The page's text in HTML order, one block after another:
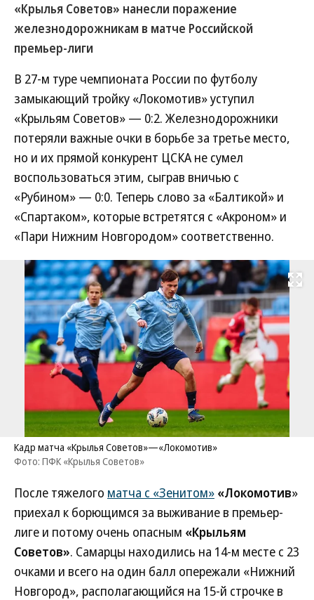
«Крылья Советов» нанесли поражение
железнодорожникам в матче Российской
премьер-лиги
В 27-м туре чемпионата России по футболу
замыкающий тройку «Локомотив» уступил
«Крыльям Советов» — 0:2. Железнодорожники
потеряли важные очки в борьбе за третье место,
но и их прямой конкурент ЦСКА не сумел
воспользоваться этим, сыграв вничью с
«Рубином» — 0:0. Теперь слово за «Балтикой» и
«Спартаком», которые встретятся с «Акроном» и
«Пари Нижним Новгородом» соответственно.
Развернуть
Кадр матча «Крылья Советов»—«Локомотив»
Фото: ПФК «Крылья Советов»
После тяжелого матча с «Зенитом» «Локомотив»
приехал к борющимся за выживание в премьер-
лиге и потому очень опасным «Крыльям
Советов». Самарцы находились на 14-м месте с 23
очками и всего на один балл опережали «Нижний
Новгород», располагающийся на 15-й строчке в